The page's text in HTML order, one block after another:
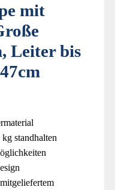
mit
Leiter bis
standhalten